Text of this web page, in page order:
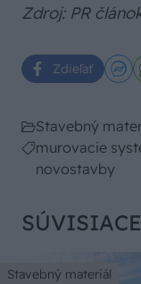
Zdroj: PR
Zdieľať
Stavebný
murovacie
novostavby
SÚVISIACE
Stavebný materiál